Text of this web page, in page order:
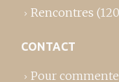
Rencontres
CONTACT
Pour